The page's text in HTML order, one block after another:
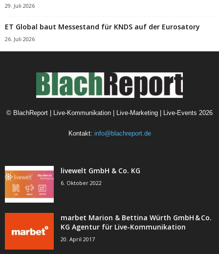
29. Juli 2026
ET Global baut Messestand für KNDS auf der Eurosatory
26. Juli 2026
© BlachReport | Live-Kommunikation | Live-Marketing | Live-Events 2026
Kontakt: info@blachreport.de
livewelt GmbH & Co. KG
6. Oktober 2022
marbet Marion & Bettina Würth GmbH & Co.
KG Agentur für Live-Kommunikation
20. April 2017